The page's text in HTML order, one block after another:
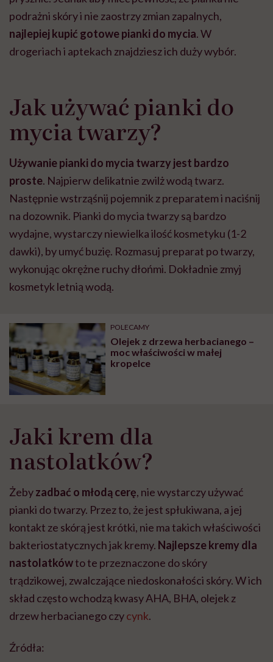
podrażni skóry i nie zaostrzy zmian zapalnych,
najlepiej kupić gotowe pianki do mycia. W
drogeriach i aptekach znajdziesz ich duży wybór.
Jak używać pianki do
mycia twarzy?
Używanie pianki do mycia twarzy jest bardzo
proste. Najpierw delikatnie zwilż wodą twarz.
Następnie wstrząśnij pojemnik z preparatem i naciśnij
na dozownik. Pianki do mycia twarzy są bardzo
wydajne, wystarczy niewielka ilość kosmetyku (1-2
dawki), by umyć buzię. Rozmasuj preparat po twarzy,
wykonując okrężne ruchy dłońmi. Dokładnie zmyj
kosmetyk letnią wodą.
POLECAMY
Olejek z drzewa herbacianego –
moc właściwości w małej
kropelce
Jaki krem dla
nastolatków?
Żebyzadbać o młodą cerę, nie wystarczy używać
pianki do twarzy. Przez to, że jest spłukiwana, a jej
kontakt ze skórą jest krótki, nie ma takich właściwości
bakteriostatycznych jak kremy. Najlepsze kremy dla
nastolatkówto te przeznaczone do skóry
trądzikowej, zwalczające niedoskonałości skóry. W ich
skład często wchodzą kwasy AHA, BHA, olejek z
drzew herbacianego czycynk.
Źródła: